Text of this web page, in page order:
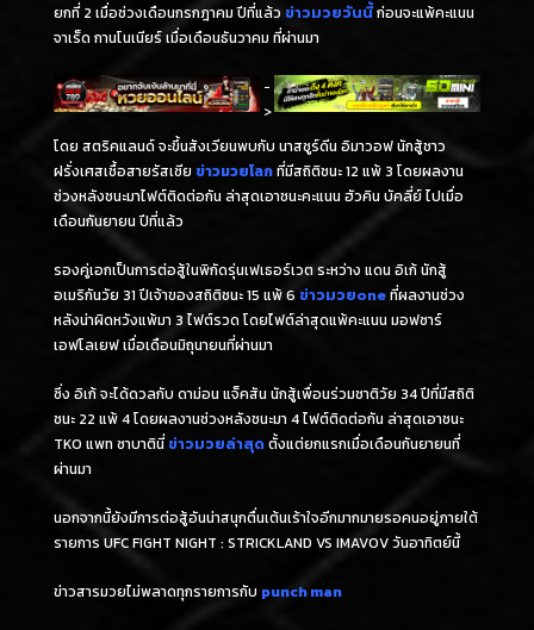
ยกที่ 2 เมื่อช่วงเดือนกรกฎาคม ปีที่แล้ว ข่าวมวยวันนี้ก่อนจะแพ้คะแนน
จาเร็ด กานโนเนียร์ เมื่อเดือนธันวาคม ที่ผ่านมา
-
>
โดย สตริคแลนด์ จะขึ้นสังเวียนพบกับ นาสซูร์ดีน อิมาวอฟ นักสู้ชาว
ฝรั่งเศสเชื้อสายรัสเซีย ข่าวมวยโลกที่มีสถิติชนะ 12 แพ้ 3 โดยผลงาน
ช่วงหลังชนะมาไฟต์ติดต่อกัน ล่าสุดเอาชนะคะแนน ฮัวคิน บัคลี่ย์ ไปเมื่อ
เดือนกันยายน ปีที่แล้ว
รองคู่เอกเป็นการต่อสู้ในพิกัดรุ่นเฟเธอร์เวต ระหว่าง แดน อิเก้ นักสู้
อเมริกันวัย 31 ปีเจ้าของสถิติชนะ 15 แพ้ 6 ข่าวมวยoneที่ผลงานช่วง
หลังน่าผิดหวังแพ้มา 3 ไฟต์รวด โดยไฟต์ล่าสุดแพ้คะแนน มอฟซาร์
เอฟโลเยฟ เมื่อเดือนมิถุนายนที่ผ่านมา
ซึ่ง อิเก้ จะได้ดวลกับ ดาม่อน แจ็คสัน นักสู้เพื่อนร่วมชาติวัย 34 ปีที่มีสถิติ
ชนะ 22 แพ้ 4 โดยผลงานช่วงหลังชนะมา 4 ไฟต์ติดต่อกัน ล่าสุดเอาชนะ
TKO แพท ซาบาตินี่ ข่าวมวยล่าสุดตั้งแต่ยกแรกเมื่อเดือนกันยายนที่
ผ่านมา
นอกจากนี้ยังมีการต่อสู้อันน่าสนุกตื่นเต้นเร้าใจอีกมากมายรอคนอยู่ภายใต้
รายการ UFC FIGHT NIGHT : STRICKLAND VS IMAVOV วันอาทิตย์นี้
ข่าวสารมวยไม่พลาดทุกรายการกับ punch man